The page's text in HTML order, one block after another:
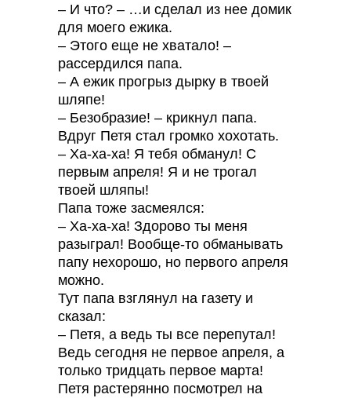
– И что? – …и сделал из нее домик
для моего ежика.
– Этого еще не хватало! –
рассердился папа.
– А ежик прогрыз дырку в твоей
шляпе!
– Безобразие! – крикнул папа.
Вдруг Петя стал громко хохотать.
– Ха-ха-ха! Я тебя обманул! С
первым апреля! Я и не трогал
твоей шляпы!
Папа тоже засмеялся:
– Ха-ха-ха! Здорово ты меня
разыграл! Вообще-то обманывать
папу нехорошо, но первого апреля
можно.
Тут папа взглянул на газету и
сказал:
– Петя, а ведь ты все перепутал!
Ведь сегодня не первое апреля, а
только тридцать первое марта!
Петя растерянно посмотрел на